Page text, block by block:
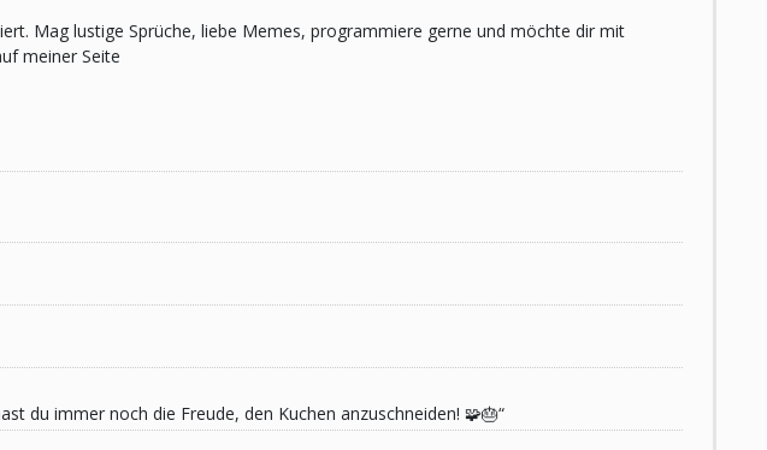
Mag lustige Sprüche, liebe Memes, programmiere gerne und möchte dir mit
meiner Seite
du immer noch die Freude, den Kuchen anzuschneiden! 🧩🎂“